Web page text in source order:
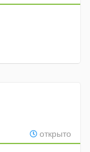
открыто